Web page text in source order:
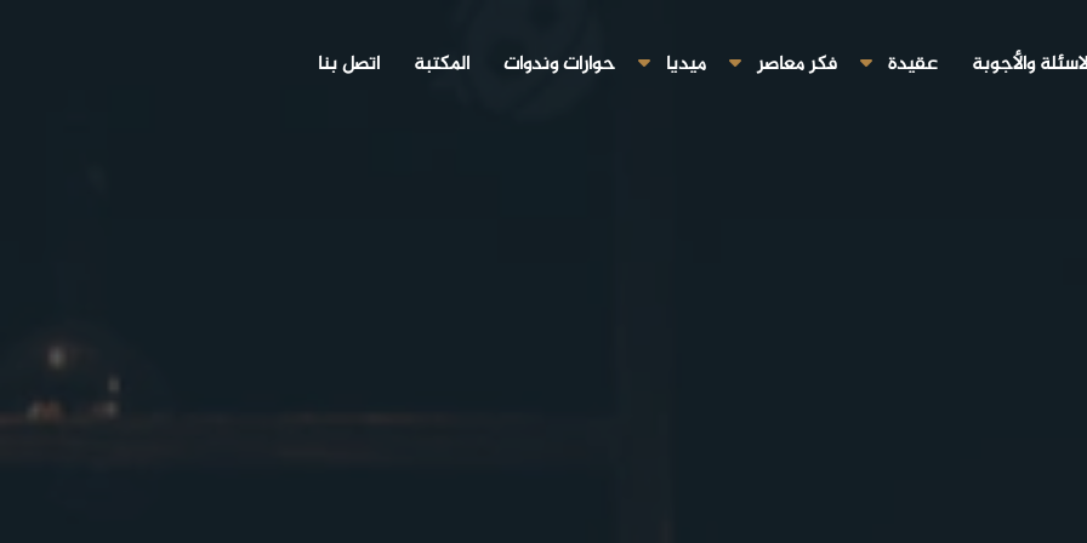
والأجوبة عقيدة فكر معاصر ميديا حوارات وندوات المكتبة اتصل بنا